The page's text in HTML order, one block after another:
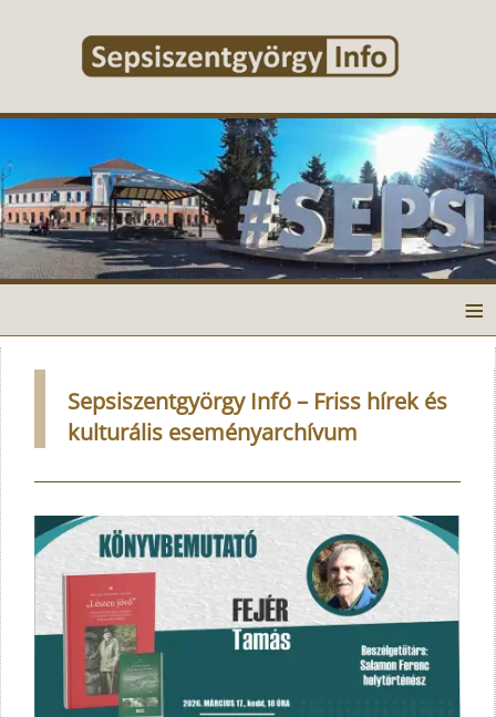
≡
Sepsiszentgyörgy Infó – Friss hírek és
kulturális eseményarchívum